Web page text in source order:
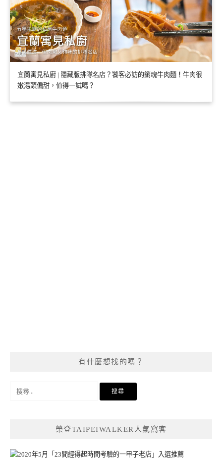
宜蘭寓見私廚 | 隱藏版排隊名店？饕客必訪的銷魂牛肉麵！牛肉很
嫩湯頭偏甜，值得一試嗎？
有什麼想找的嗎？
榮登TAIPEIWALKER人氣窩客